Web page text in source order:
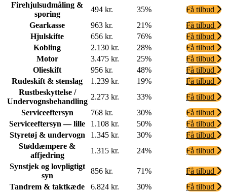
Firehjulsudmåling &
sporing
494 kr. 35%
Få tilbud
Gearkasse
963 kr. 21%
Få tilbud
Hjulskifte
656 kr. 76%
Få tilbud
Kobling
2.130 kr. 28%
Få tilbud
Motor
3.475 kr. 25%
Få tilbud
Olieskift
956 kr. 48%
Få tilbud
Rudeskift & stenslag
1.239 kr. 19%
Få tilbud
Rustbeskyttelse /
Undervognsbehandling
2.273 kr. 33%
Få tilbud
Serviceeftersyn
768 kr. 30%
Få tilbud
Serviceeftersyn — lille
1.108 kr. 50%
Få tilbud
Styretøj & undervogn
1.345 kr. 30%
Få tilbud
Støddæmpere &
affjedring
1.315 kr. 24%
Få tilbud
Synstjek og lovpligtigt
syn
856 kr. 71%
Få tilbud
Tandrem & taktkæde
6.824 kr. 30%
Få tilbud